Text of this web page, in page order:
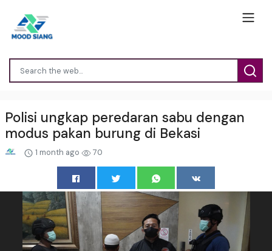
Polisi ungkap peredaran sabu dengan
modus pakan burung di Bekasi
1 month ago 70